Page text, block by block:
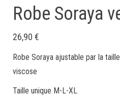
Robe Soraya
26,90 €
Robe Soraya ajustable par la
viscose
Taille unique M-L-XL